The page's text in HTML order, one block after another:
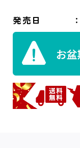
発売日